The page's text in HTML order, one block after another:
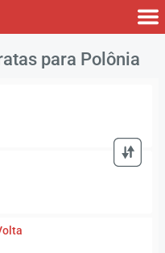
para Polônia